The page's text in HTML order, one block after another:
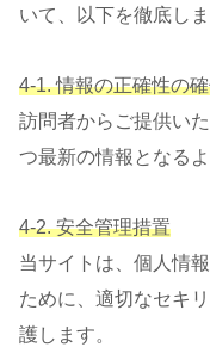
いて、以下を徹底しま
4-1. 情報の正確性の
訪問者からご提供い
つ最新の情報となるよ
4-2. 安全管理措置
当サイトは、個人情
ために、適切なセキ
護します。